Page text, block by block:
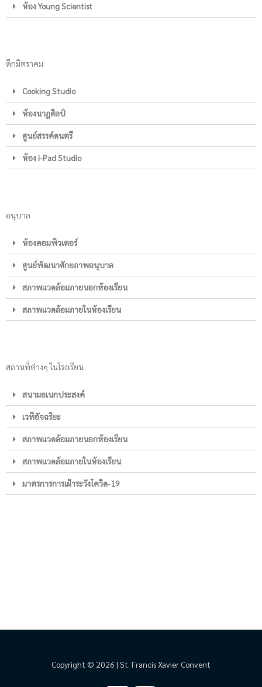
ห้อง Young Scientist
ตึกมิตราคม
Cooking Studio
ห้องนาฎศิลป์
ศูนย์สรรค์ดนตรี
ห้อง i-Pad Studio
อนุบาล
ห้องคอมพิวเตอร์
ศูนย์พัฒนาศักยภาพอนุบาล
สภาพแวดล้อมภายนอกห้องเรียน
สภาพแวดล้อมภายในห้องเรียน
สถานที่ต่างๆ ในโรงเรียน
สนามอเนกประสงค์
เวทีอัจฉริยะ
สภาพแวดล้อมภายนอกห้องเรียน
สภาพแวดล้อมภายในห้องเรียน
มาตรการการเฝ้าระวังโควิด-19
Copyright © 2026 | St. Francis Xavier Convent